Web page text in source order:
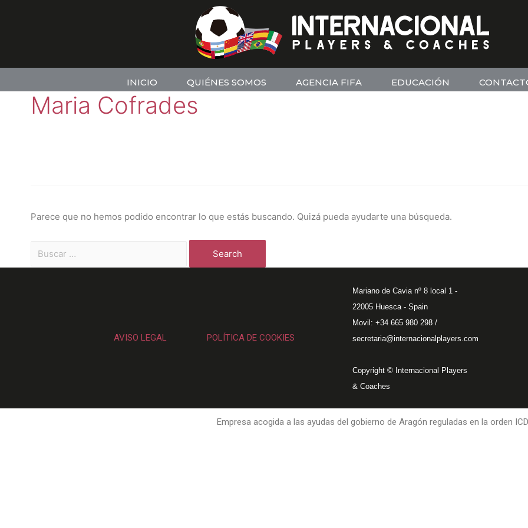
INICIO QUIÉNES SOMOS AGENCIA FIFA EDUCACIÓN
Maria Cofrades
Parece que no hemos podido encontrar lo que estás buscando. Quizá pueda ayudarte una búsqueda.
AVISO LEGAL POLÍTICA DE COOKIES
Mariano de Cavia nº 8 local 1 -
22005 Huesca - Spain
Movil: +34 665 980 298 /
secretaria@internacionalplayers.com
Copyright © Internacional Players
& Coaches
Empresa acogida a las ayudas del gobierno de Aragón reguladas en la orden